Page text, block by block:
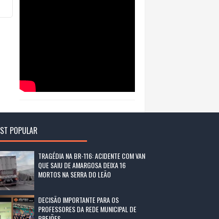
POPULAR
TRAGÉDIA NA BR-116: ACIDENTE COM VAN
QUE SAIU DE AMARGOSA DEIXA 16
MORTOS NA SERRA DO LEÃO
DECISÃO IMPORTANTE PARA OS
PROFESSORES DA REDE MUNICIPAL DE